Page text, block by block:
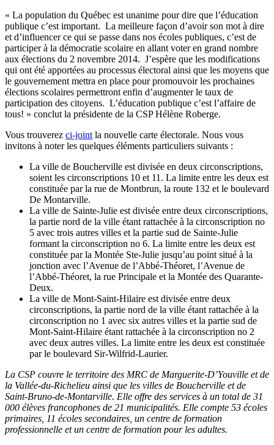
« La population du Québec est unanime pour dire que l’éducation
publique c’est important. La meilleure façon d’avoir son mot à dire
et d’influencer ce qui se passe dans nos écoles publiques, c’est de
participer à la démocratie scolaire en allant voter en grand nombre
aux élections du 2 novembre 2014. J’espère que les modifications
qui ont été apportées au processus électoral ainsi que les moyens que
le gouvernement mettra en place pour promouvoir les prochaines
élections scolaires permettront enfin d’augmenter le taux de
participation des citoyens. L’éducation publique c’est l’affaire de
tous! » conclut la présidente de la CSP Hélène Roberge.
Vous trouverez ci-joint la nouvelle carte électorale. Nous vous
invitons à noter les quelques éléments particuliers suivants :
La ville de Boucherville est divisée en deux circonscriptions,
soient les circonscriptions 10 et 11. La limite entre les deux est
constituée par la rue de Montbrun, la route 132 et le boulevard
De Montarville.
La ville de Sainte-Julie est divisée entre deux circonscriptions,
la partie nord de la ville étant rattachée à la circonscription no
5 avec trois autres villes et la partie sud de Sainte-Julie
formant la circonscription no 6. La limite entre les deux est
constituée par la Montée Ste-Julie jusqu’au point situé à la
jonction avec l’Avenue de l’Abbé-Théoret, l’Avenue de
l’Abbé-Théoret, la rue Principale et la Montée des Quarante-
Deux.
La ville de Mont-Saint-Hilaire est divisée entre deux
circonscriptions, la partie nord de la ville étant rattachée à la
circonscription no 1 avec six autres villes et la partie sud de
Mont-Saint-Hilaire étant rattachée à la circonscription no 2
avec deux autres villes. La limite entre les deux est constituée
par le boulevard Sir-Wilfrid-Laurier.
La CSP couvre le territoire des MRC de Marguerite-D’Youville et de
la Vallée-du-Richelieu ainsi que les villes de Boucherville et de
Saint-Bruno-de-Montarville. Elle offre des services à un total de 31
000 élèves francophones de 21 municipalités. Elle compte 53 écoles
primaires, 11 écoles secondaires, un centre de formation
professionnelle et un centre de formation pour les adultes.